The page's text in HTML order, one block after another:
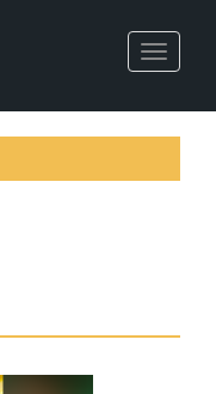
Toggle